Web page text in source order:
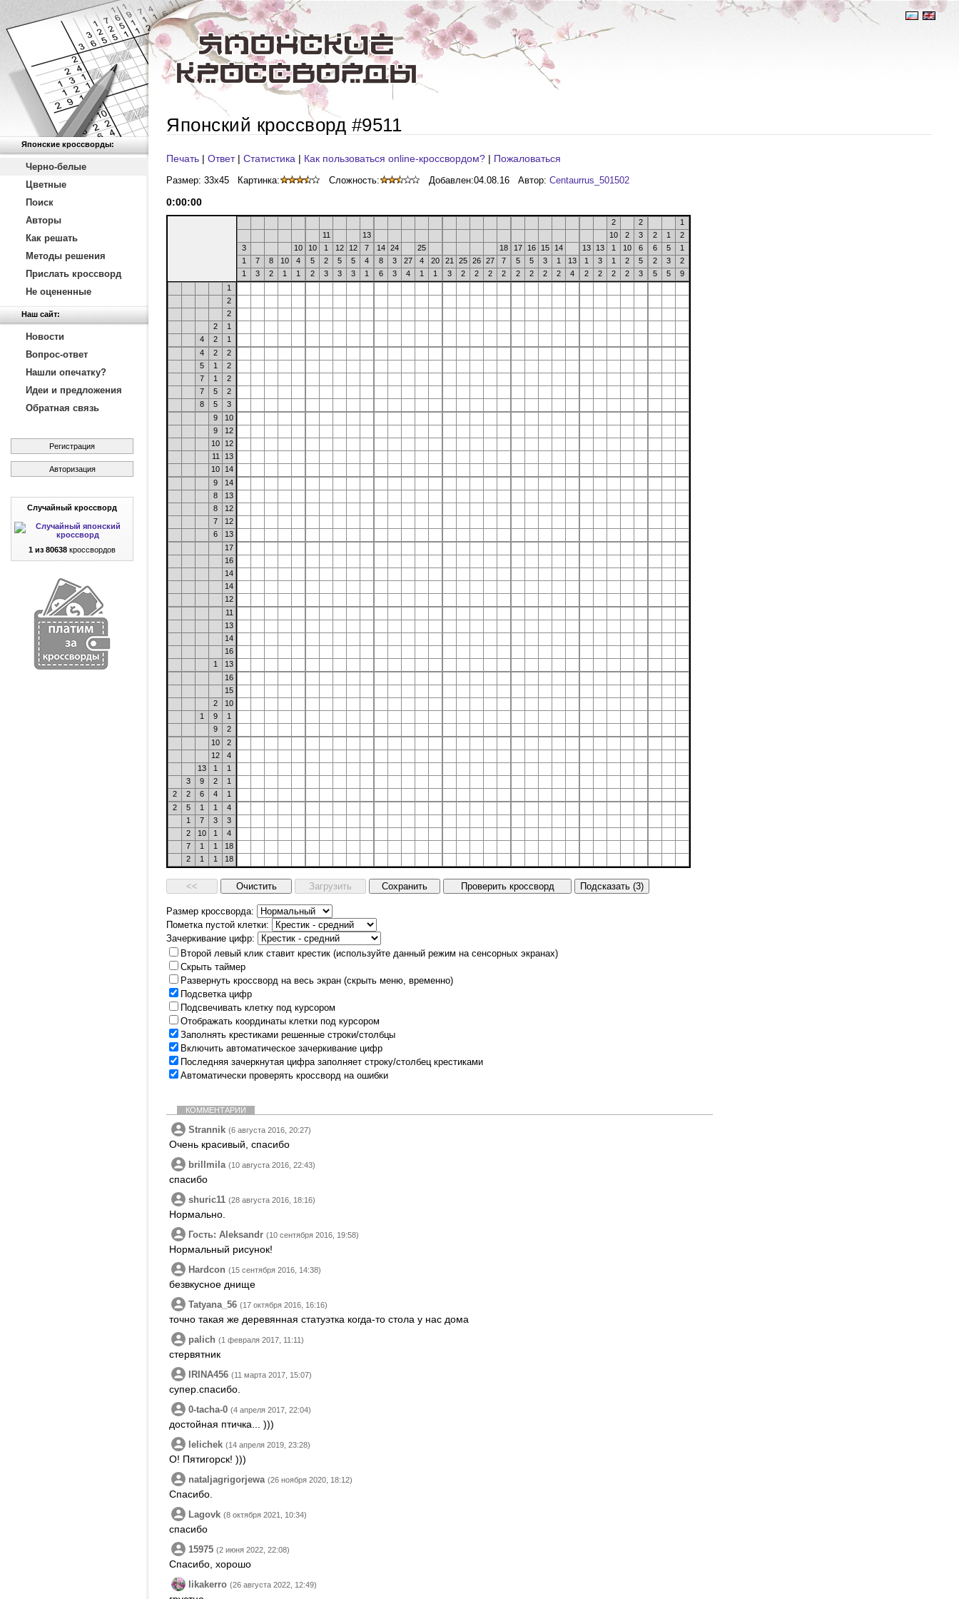
Японские кроссворды:
Черно-белые
Цветные
Поиск
Авторы
Как решать
Методы решения
Прислать кроссворд
Не оцененные
Наш сайт:
Новости
Вопрос-ответ
Нашли опечатку?
Идеи и предложения
Обратная связь
Регистрация
Авторизация
Случайный кроссворд
1 из 80638 кроссвордов
Японский кроссворд #9511
Печать | Ответ| Статистика | Как пользоваться online-кроссвордом? | Пожаловаться
Размер: 33x45 Картинка: Сложность: Добавлен:04.08.16 Автор: Centaurrus_501502
0:00:00
2 2
1
11
13 10 2 3 2 1
2
3
10 10 1 12 12 7 14 24 25 18 17 16 15 14 13 13 1 10 6 6 5
1
1
7 8 10 4 5 2 5 5 4 8 3 27 4 20 21 25 26 27 7 5 5 3 1 13 1 3 1 2 5 2 3
2
1
3 2 1 1 2 3 3 3 1 6 3 4 1 1 3 2 2 2 2 2 2 2 2 4 2 2 2 2 3 5 5
9
1
2
2
2
1
4
2
1
4
2
2
5
1
2
7
1
2
7
5
2
8
5
3
9
10
9
12
10
12
11
13
10
14
9
14
8
13
8
12
7
12
6
13
17
16
14
14
12
11
13
14
16
1
13
16
15
2
10
1
9
1
9
2
10
2
12
4
13
1
1
3
9 2
1
2
2 6 4
1
2
5 1 1
4
1
7 3
3
2
10 1
4
7
1 1
18
2
1 1 18
Размер кроссворда:
Пометка пустой клетки:
Зачеркивание цифр:
Второй левый клик ставит крестик (используйте данный режим на сенсорных экранах)
Скрыть таймер
Развернуть кроссворд на весь экран (скрыть меню, временно)
Подсветка цифр
Подсвечивать клетку под курсором
Отображать координаты клетки под курсором
Заполнять крестиками решенные строки/столбцы
Включить автоматическое зачеркивание цифр
Последняя зачеркнутая цифра заполняет строку/столбец крестиками
Автоматически проверять кроссворд на ошибки
КОММЕНТАРИИ
Strannik (6 августа 2016, 20:27)
Очень красивый, спасибо
brillmila (10 августа 2016, 22:43)
спасибо
shuric11 (28 августа 2016, 18:16)
Нормально.
Гость: Aleksandr (10 сентября 2016, 19:58)
Нормальный рисунок!
Hardcon (15 сентября 2016, 14:38)
безвкусное днище
Tatyana_56 (17 октября 2016, 16:16)
точно такая же деревянная статуэтка когда-то стола у нас дома
palich (1 февраля 2017, 11:11)
стервятник
IRINA456 (11 марта 2017, 15:07)
супер.спасибо.
0-tacha-0 (4 апреля 2017, 22:04)
достойная птичка... )))
lelichek (14 апреля 2019, 23:28)
О! Пятигорск! )))
nataljagrigorjewa (26 ноября 2020, 18:12)
Спасибо.
Lagovk (8 октября 2021, 10:34)
спасибо
15975 (2 июня 2022, 22:08)
Спасибо, хорошо
likakerro (26 августа 2022, 12:49)